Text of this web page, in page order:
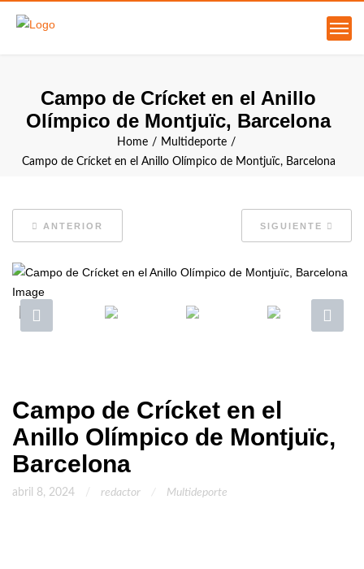
Campo de Crícket en el Anillo
Olímpico de Montjuïc, Barcelona
Home
Multideporte
Campo de Crícket en el Anillo Olímpico de Montjuïc, Barcelona
ANTERIOR SIGUIENTE
Campo de Crícket en el
Anillo Olímpico de Montjuïc,
Barcelona
abril 8, 2024 redactor Multideporte